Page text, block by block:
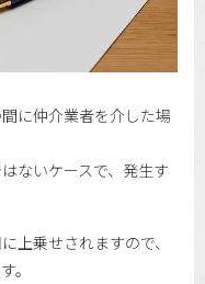
に仲介業者を介した場
ないケースで、発生す
上乗せされますので、
。